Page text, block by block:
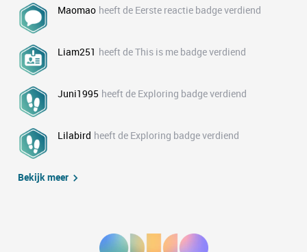
Maomao heeft de Eerste reactie badge verdiend
Liam251 heeft de This is me badge verdiend
Juni1995 heeft de Exploring badge verdiend
Lilabird heeft de Exploring badge verdiend
Bekijk meer